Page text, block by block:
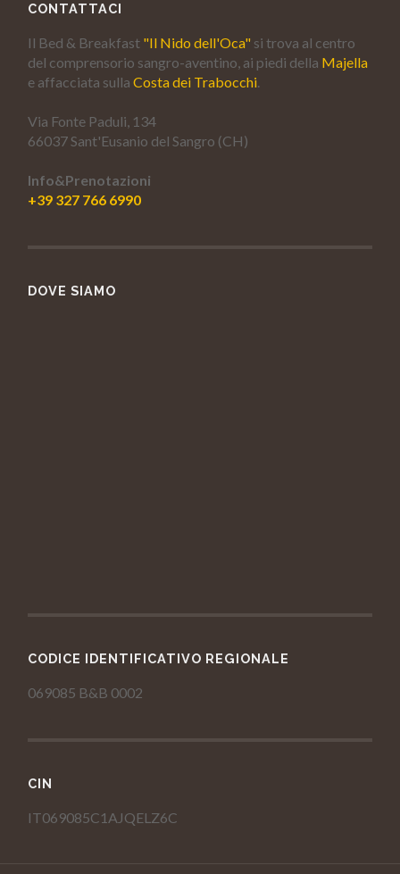
CONTATTACI
Il Bed & Breakfast "Il Nido dell'Oca" si trova al centro
del comprensorio sangro-aventino, ai piedi della Majella
e affacciata sullaCosta dei Trabocchi.
Via Fonte Paduli, 134
66037 Sant'Eusanio del Sangro (CH)
Info&Prenotazioni
+39 327 766 6990
DOVE SIAMO
CODICE IDENTIFICATIVO REGIONALE
069085 B&B 0002
CIN
IT069085C1AJQELZ6C